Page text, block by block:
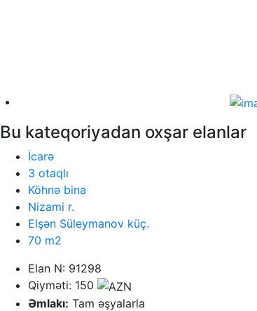
Bu kateqoriyadan oxşar elanlar
İcarə
3 otaqlı
Köhnə bina
Nizami r.
Elşən Süleymanov küç.
70 m2
Elan N: 91298
Qiyməti: 150
Əmlakı: Tam əşyalarla